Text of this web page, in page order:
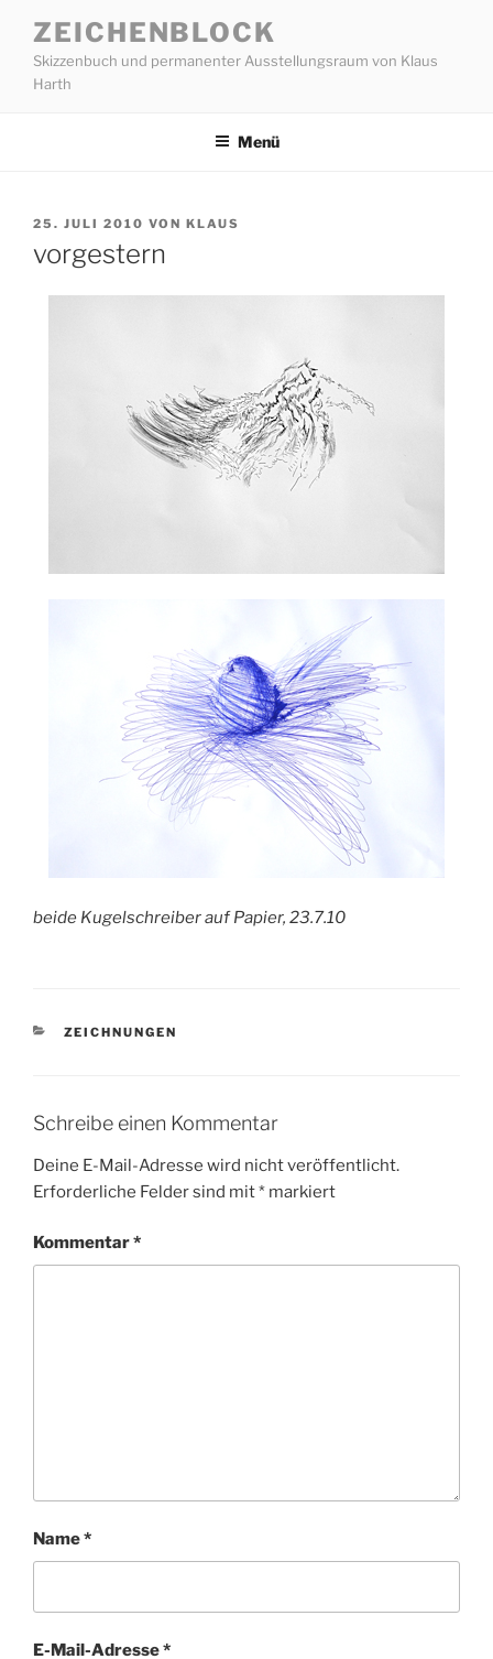
Inhalt
springen
ZEICHENBLOCK
Skizzenbuch und permanenter Ausstellungsraum von Klaus
Harth
Menü
VERÖFFENTLICHT
25. JULI 2010 VON KLAUS
vorgestern
beide Kugelschreiber auf Papier, 23.7.10
KATEGORIEN
ZEICHNUNGEN
Schreibe einen Kommentar
Deine E-Mail-Adresse wird nicht veröffentlicht.
Erforderliche Felder sind mit* markiert
Kommentar*
Name*
E-Mail-Adresse*